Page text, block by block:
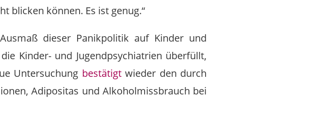
blicken können. Es ist genug.“
dieser Panikpolitik auf Kinder und
Kinder- und Jugendpsychiatrien überfüllt,
Untersuchung bestätigtwieder den durch
Adipositas und Alkoholmissbrauch bei